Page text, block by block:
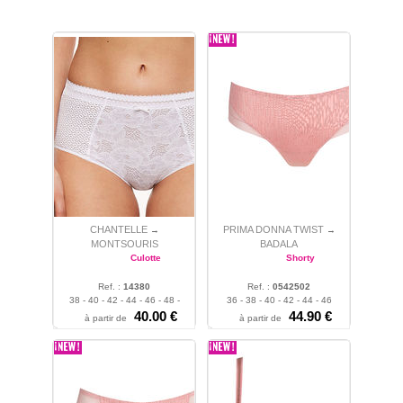
CHANTELLE →
MONTSOURIS
Culotte
Ref. : 14380
38 - 40 - 42 - 44 - 46 - 48 -
50
à partir de 40.00 €
PRIMA DONNA TWIST →
BADALA
Shorty
Ref. : 0542502
36 - 38 - 40 - 42 - 44 - 46
à partir de
44.90 €